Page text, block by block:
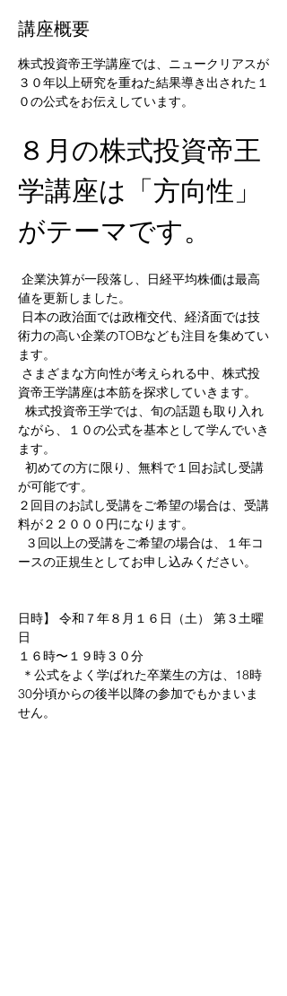
講座概要
株式投資帝王学講座では、ニュークリアスが
３０年以上研究を重ねた結果導き出された１
０の公式をお伝えしています。
８月の株式投資帝王
学講座は「方向性」
がテーマです。
値を更新しました。
術力の高い企業のTOBなども注目を集めてい
ます。
資帝王学講座は本筋を探求していきます。
ながら、１０の公式を基本として学んでいき
ます。
が可能です。
２回目のお試し受講をご希望の場合は、受講
料が２２０００円になります。
ースの正規生としてお申し込みください。
日時】 令和７年８月１６日（土） 第３土曜
日
１６時〜１９時３０分
30分頃からの後半以降の参加でもかまいま
せん。